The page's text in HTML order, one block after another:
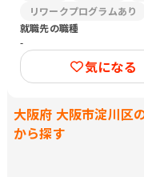
リワークプログラムあり
就職先の職種
-
気になる
大阪府 大阪市淀川区
から探す